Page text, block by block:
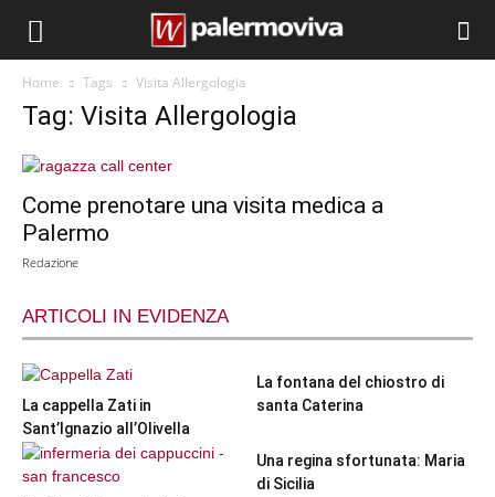
Home Tags Visita Allergologia
Tag: Visita Allergologia
Come prenotare una visita medica a
Palermo
Redazione
ARTICOLI IN EVIDENZA
La cappella Zati in
Sant’Ignazio all’Olivella
La fontana del chiostro di
santa Caterina
Una regina sfortunata: Maria
di Sicilia